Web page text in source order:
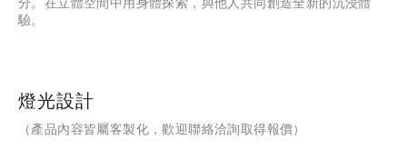
驗。
燈光設計
（產品內容皆屬客製化，歡迎聯絡洽詢取得報價）